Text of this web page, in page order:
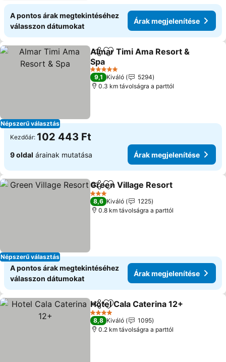
A pontos árak megtekintéséhez
válasszon dátumokat
Árak megjelenítése
Népszerű választás
Megosztás
Hozzáadás a kedvencekhez
Almar Timi Ama Resort &
Spa
Árak megjelenítése
5 Kategória
9,1 Kiváló
5294
0.3 km távolságra a parttól
Kezdőár: 102 443 Ft
9 oldal árainak mutatása Árak megjelenítése
Népszerű választás
Megosztás
Hozzáadás a kedvencekhez
Green Village Resort
3 Kategória
8,6 Kiváló
1225
0.8 km távolságra a parttól
A pontos árak megtekintéséhez
válasszon dátumokat
Árak megjelenítése
Megosztás
Hozzáadás a kedvencekhez
Hotel Cala Caterina 12+
4 Kategória
8,8 Kiváló
1095
0.2 km távolságra a parttól